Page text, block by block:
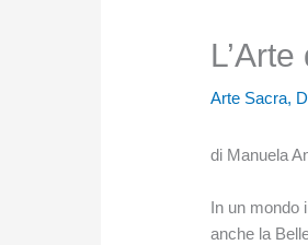
Arte Sacra,
di Manuela
In un mondo
anche la